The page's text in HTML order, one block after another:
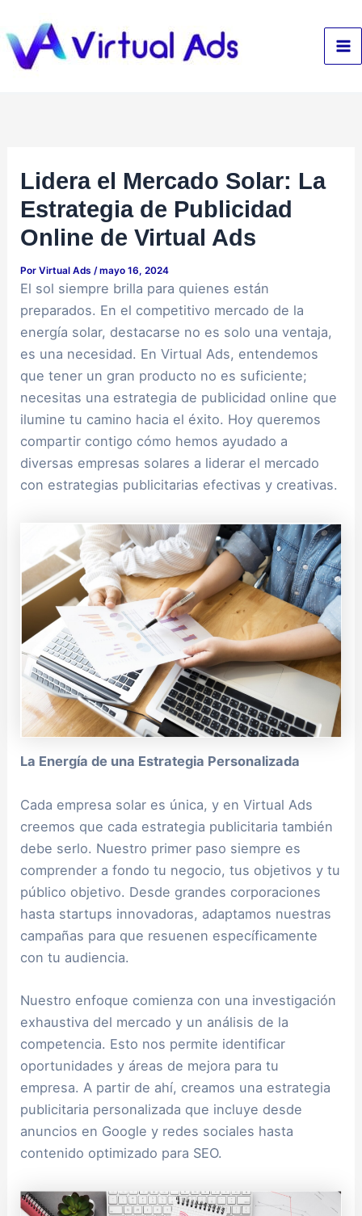
al
contenido
Lidera el Mercado Solar: La
Estrategia de Publicidad
Online de Virtual Ads
PorVirtual Ads/mayo 16, 2024
El sol siempre brilla para quienes están
preparados. En el competitivo mercado de la
energía solar, destacarse no es solo una ventaja,
es una necesidad. En Virtual Ads, entendemos
que tener un gran producto no es suficiente;
necesitas una estrategia de publicidad online que
ilumine tu camino hacia el éxito. Hoy queremos
compartir contigo cómo hemos ayudado a
diversas empresas solares a liderar el mercado
con estrategias publicitarias efectivas y creativas.
La Energía de una Estrategia Personalizada
Cada empresa solar es única, y en Virtual Ads
creemos que cada estrategia publicitaria también
debe serlo. Nuestro primer paso siempre es
comprender a fondo tu negocio, tus objetivos y tu
público objetivo. Desde grandes corporaciones
hasta startups innovadoras, adaptamos nuestras
campañas para que resuenen específicamente
con tu audiencia.
Nuestro enfoque comienza con una investigación
exhaustiva del mercado y un análisis de la
competencia. Esto nos permite identificar
oportunidades y áreas de mejora para tu
empresa. A partir de ahí, creamos una estrategia
publicitaria personalizada que incluye desde
anuncios en Google y redes sociales hasta
contenido optimizado para SEO.